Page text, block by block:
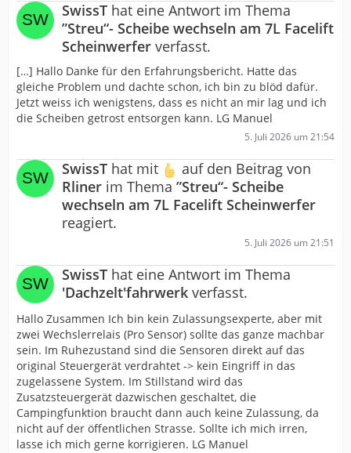
SwissT hat eine Antwort im Thema
”Streu“- Scheibe wechseln am 7L Facelift
Scheinwerfer verfasst.
[…] Hallo Danke für den Erfahrungsbericht. Hatte das
gleiche Problem und dachte schon, ich bin zu blöd dafür.
Jetzt weiss ich wenigstens, dass es nicht an mir lag und ich
die Scheiben getrost entsorgen kann. LG Manuel
5. Juli 2026 um 21:54
SwissT hat mit
auf den Beitrag von
Rliner im Thema ”Streu“- Scheibe
wechseln am 7L Facelift Scheinwerfer
reagiert.
5. Juli 2026 um 21:51
SwissT hat eine Antwort im Thema
'Dachzelt'fahrwerk verfasst.
Hallo Zusammen Ich bin kein Zulassungsexperte, aber mit
zwei Wechslerrelais (Pro Sensor) sollte das ganze machbar
sein. Im Ruhezustand sind die Sensoren direkt auf das
original Steuergerät verdrahtet -> kein Eingriff in das
zugelassene System. Im Stillstand wird das
Zusatzsteuergerät dazwischen geschaltet, die
Campingfunktion braucht dann auch keine Zulassung, da
nicht auf der öffentlichen Strasse. Sollte ich mich irren,
lasse ich mich gerne korrigieren. LG Manuel